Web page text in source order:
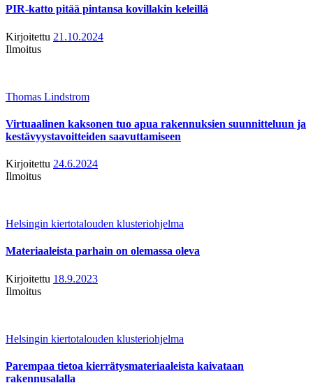
PIR-katto pitää pintansa kovillakin keleillä
Kirjoitettu 21.10.2024
Ilmoitus
Thomas Lindstrom
Virtuaalinen kaksonen tuo apua rakennuksien suunnitteluun ja
kestävyystavoitteiden saavuttamiseen
Kirjoitettu 24.6.2024
Ilmoitus
Helsingin kiertotalouden klusteriohjelma
Materiaaleista parhain on olemassa oleva
Kirjoitettu 18.9.2023
Ilmoitus
Helsingin kiertotalouden klusteriohjelma
Parempaa tietoa kierrätysmateriaaleista kaivataan
rakennusalalla